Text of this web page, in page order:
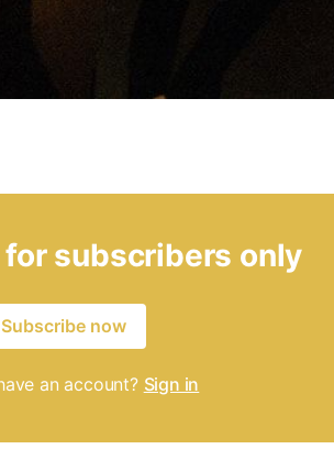
subscribers only
Subscribe now
an account? Sign in